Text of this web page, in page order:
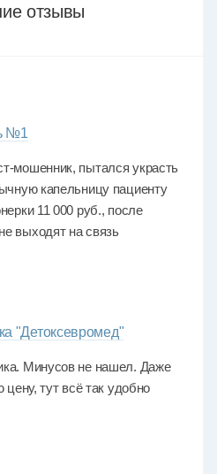
отзывы
№1
мошенник, пытался украсть
капельницу пациенту
11 000 руб., после
выходят на связь
"Детоксевромед"
Минусов не нашел. Даже
цену, тут всё так удобно